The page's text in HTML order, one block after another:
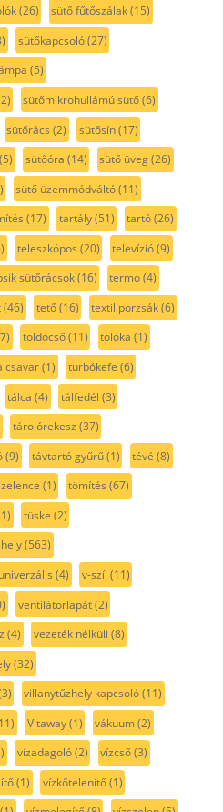
(26) sütő fűtőszálak(15)
sütőkapcsoló(27)
(5)
sütőmikrohullámú sütő(6)
sütőrács (2) sütősín(17)
(5) sütőóra (14) sütő üveg(26)
sütő üzemmódváltó(11)
(17) tartály(51) tartó(26)
teleszkópos (20) televízió(9)
sütőrácsok(16) termo(4)
(46) tető(16) textil porzsák(6)
toldócső(11) tolóka (1)
csavar(1) turbókefe (6)
tálca (4) tálfedél (3)
tárolórekesz (37)
(9) távtartó gyűrű(1) tévé (8)
(1) tömítés (67)
tüske (2)
(563)
univerzális (4) v-szíj (11)
ventilátorlapát(2)
(4) vezeték nélküli (8)
(32)
villanytűzhely kapcsoló(11)
Vitaway(1) vákuum(2)
vízadagoló(2) vízcső(3)
(1) vízkőtelenítő(1)